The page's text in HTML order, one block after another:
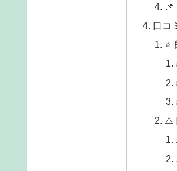
口コ
⭐
⚠️